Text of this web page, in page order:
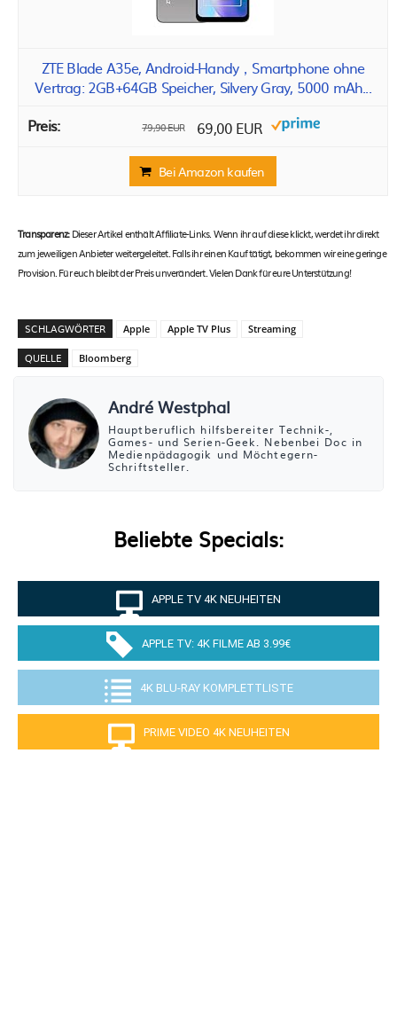
ZTE Blade A35e, Android-Handy，Smartphone ohne
Vertrag: 2GB+64GB Speicher, Silvery Gray, 5000 mAh...
79,90 EUR 69,00 EUR
Bei Amazon kaufen
Transparenz:Dieser Artikel enthält Affiliate-Links. Wenn ihr auf diese klickt, werdet ihr direkt
zum jeweiligen Anbieter weitergeleitet. Falls ihr einen Kauf tätigt, bekommen wir eine geringe
Provision. Für euch bleibt der Preis unverändert. Vielen Dank für eure Unterstützung!
SCHLAGWÖRTER Apple Apple TV Plus Streaming
QUELLE Bloomberg
André Westphal
Hauptberuflich hilfsbereiter Technik-,
Games- und Serien-Geek. Nebenbei Doc in
Medienpädagogik und Möchtegern-
Schriftsteller.
Beliebte Specials:
APPLE TV 4K NEUHEITEN
APPLE TV: 4K FILME AB 3.99€
4K BLU-RAY KOMPLETTLISTE
PRIME VIDEO 4K NEUHEITEN